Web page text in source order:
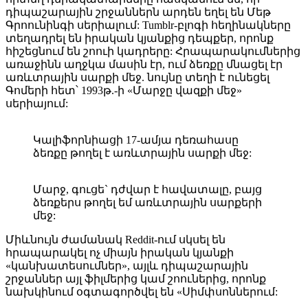
դիպաշարային շրջաններն արդեն եղել են Մեթ
Գրոունինգի սերիալում: Tumblr-բլոգի հեղինակները
տեղադրել են իրական կյանքից դեպքեր, որոնք
հիշեցնում են շոուի կադրերը: Հրապարակումներից
առաջինն աղջկա մասին էր, ում ձեռքը մնացել էր
առևտրային սարքի մեջ. նույնը տեղի է ունեցել
Գոմերի հետ՝ 1993թ.-ի «Մարջը վազքի մեջ»
սերիայում:
Կալիֆորնիացի 17-ամյա դեռահասը
ձեռքը թողել է առևտրային սարքի մեջ:
Մարջ, գուցե` դժվար է հավատալը, բայց
ձեռքերս թողել եմ առևտրային սարքերի
մեջ:
Միևնույն ժամանակ Reddit-ում սկսել են
հրապարակել ոչ միայն իրական կյանքի
«կանխատեսումներ», այլև դիպաշարային
շրջաններ այլ ֆիլմերից կամ շոուներից, որոնք
նախկինում օգտագործվել են «Սիմփսոններում: